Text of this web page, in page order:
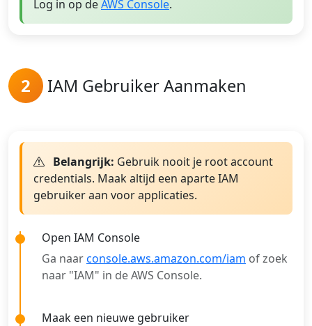
Log in op deAWS Console.
2 IAM Gebruiker Aanmaken
Belangrijk: Gebruik nooit je root account
credentials. Maak altijd een aparte IAM
gebruiker aan voor applicaties.
Open IAM Console
Ga naarconsole.aws.amazon.com/iam of zoek
naar "IAM" in de AWS Console.
Maak een nieuwe gebruiker